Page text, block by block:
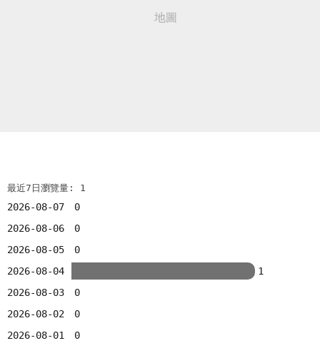
最近7日瀏覽量: 1
2026-08-07
0
2026-08-06
0
2026-08-05
0
2026-08-04
1
2026-08-03
0
2026-08-02
0
2026-08-01
0